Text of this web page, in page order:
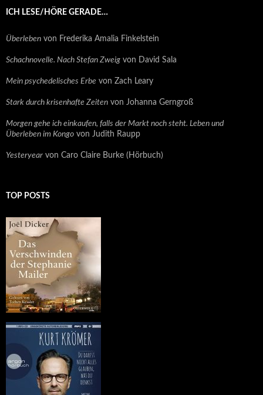
ICH LESE/HÖRE GERADE…
Überleben von Frederika Amalia Finkelstein
Schachnovelle. Nach Stefan Zweig von David Sala
Mein psychedelisches Erbe von Zach Leary
Stark durch krisenhafte Zeiten von Johanna Gerngroß
Morgen gehe ich einkaufen, falls der Markt noch steht. Leben und
Überleben im Kongo von Judith Raupp
Yesteryear von Caro Claire Burke (Hörbuch)
TOP POSTS